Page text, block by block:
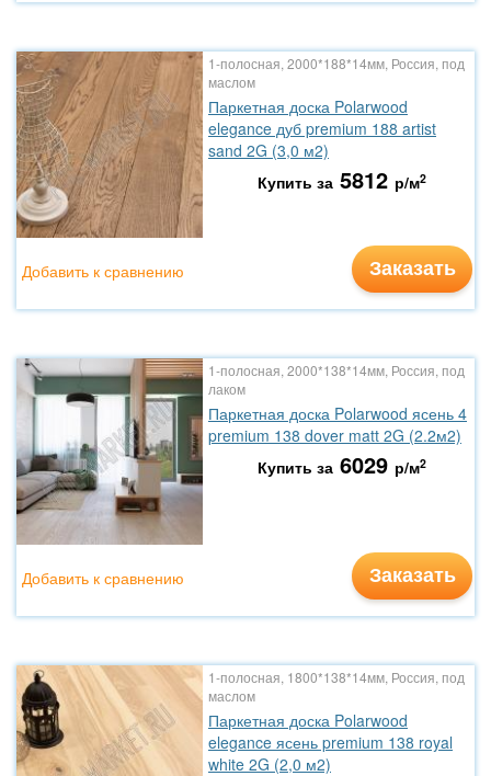
1-полосная, 2000*188*14мм, Россия, под
маслом
Паркетная доска Polarwood
elegance дуб premium 188 artist
sand 2G (3,0 м2)
Купить за 5812 р/м2
Заказать
Добавить к сравнению
1-полосная, 2000*138*14мм, Россия, под
лаком
Паркетная доска Polarwood ясень 4
premium 138 dover matt 2G (2.2м2)
Купить за 6029 р/м2
Заказать
Добавить к сравнению
1-полосная, 1800*138*14мм, Россия, под
маслом
Паркетная доска Polarwood
elegance ясень premium 138 royal
white 2G (2,0 м2)